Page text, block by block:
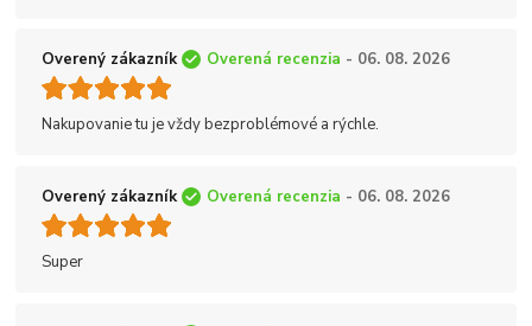
Overený zákazník Overená recenzia - 06. 08. 2026
Nakupovanie tu je vždy bezproblémové a rýchle.
Overený zákazník Overená recenzia - 06. 08. 2026
Super